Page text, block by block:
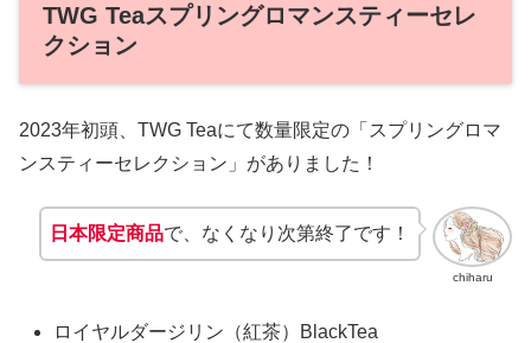
TWG Teaスプリングロマンスティーセレ
クション
2023年初頭、TWG Teaにて数量限定の「スプリングロマ
ンスティーセレクション」がありました！
chiharu
日本限定商品で、なくなり次第終了です！
ロイヤルダージリン（紅茶）BlackTea